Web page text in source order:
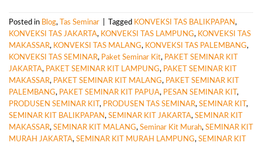
Posted in Blog, Tas Seminar Tagged KONVEKSI TAS BALIKPAPAN,
KONVEKSI TAS JAKARTA, KONVEKSI TAS LAMPUNG, KONVEKSI TAS
MAKASSAR, KONVEKSI TAS MALANG, KONVEKSI TAS PALEMBANG,
KONVEKSI TAS SEMINAR, Paket Seminar Kit, PAKET SEMINAR KIT
JAKARTA, PAKET SEMINAR KIT LAMPUNG, PAKET SEMINAR KIT
MAKASSAR, PAKET SEMINAR KIT MALANG, PAKET SEMINAR KIT
PALEMBANG, PAKET SEMINAR KIT PAPUA, PESAN SEMINAR KIT ,
PRODUSEN SEMINAR KIT , PRODUSEN TAS SEMINAR, SEMINAR KIT ,
SEMINAR KIT BALIKPAPAN, SEMINAR KIT JAKARTA, SEMINAR KIT
MAKASSAR, SEMINAR KIT MALANG, Seminar Kit Murah, SEMINAR KIT
MURAH JAKARTA, SEMINAR KIT MURAH LAMPUNG, SEMINAR KIT